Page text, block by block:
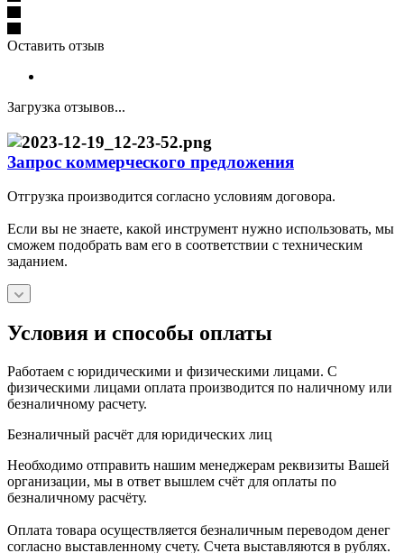
Оставить отзыв
Загрузка отзывов...
Запрос коммерческого предложения
Отгрузка производится согласно условиям договора.
Если вы не знаете, какой инструмент нужно использовать, мы
сможем подобрать вам его в соответствии с техническим
заданием.
Условия и способы оплаты
Работаем с юридическими и физическими лицами. С
физическими лицами оплата производится по наличному или
безналичному расчету.
Безналичный расчёт для юридических лиц
Необходимо отправить нашим менеджерам реквизиты Вашей
организации, мы в ответ вышлем счёт для оплаты по
безналичному расчёту.
Оплата товара осуществляется безналичным переводом денег
согласно выставленному счету. Счета выставляются в рублях.